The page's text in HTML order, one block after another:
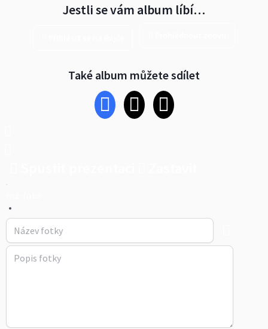
Jestli se vám album líbí…
Také album můžete sdílet
•